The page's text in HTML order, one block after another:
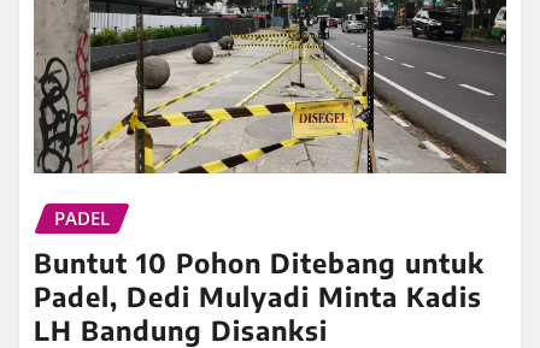
PADEL
Buntut 10 Pohon Ditebang untuk
Padel, Dedi Mulyadi Minta Kadis
LH Bandung Disanksi